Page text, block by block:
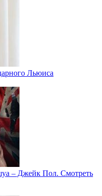
Льюиса
– Джейк Пол. Смотреть